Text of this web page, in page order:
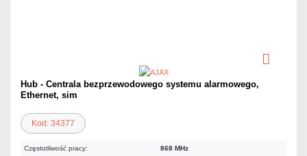
Hub - Centrala bezprzewodowego systemu alarmowego,
Ethernet, sim
Kod: 34377
Częstotliwość pracy: 868 MHz